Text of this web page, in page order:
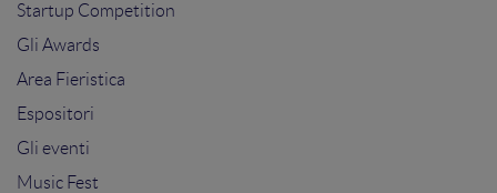
Startup Competition
Gli Awards
Area Fieristica
Espositori
Gli eventi
Music Fest